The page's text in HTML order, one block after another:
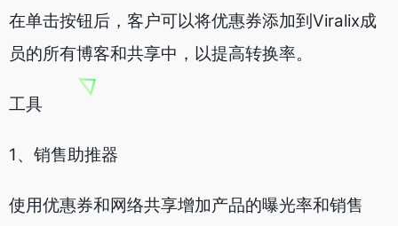
在单击按钮后，客户可以将优惠券添加到Viralix成
员的所有博客和共享中，以提高转换率。
工具
1、销售助推器
使用优惠券和网络共享增加产品的曝光率和销售